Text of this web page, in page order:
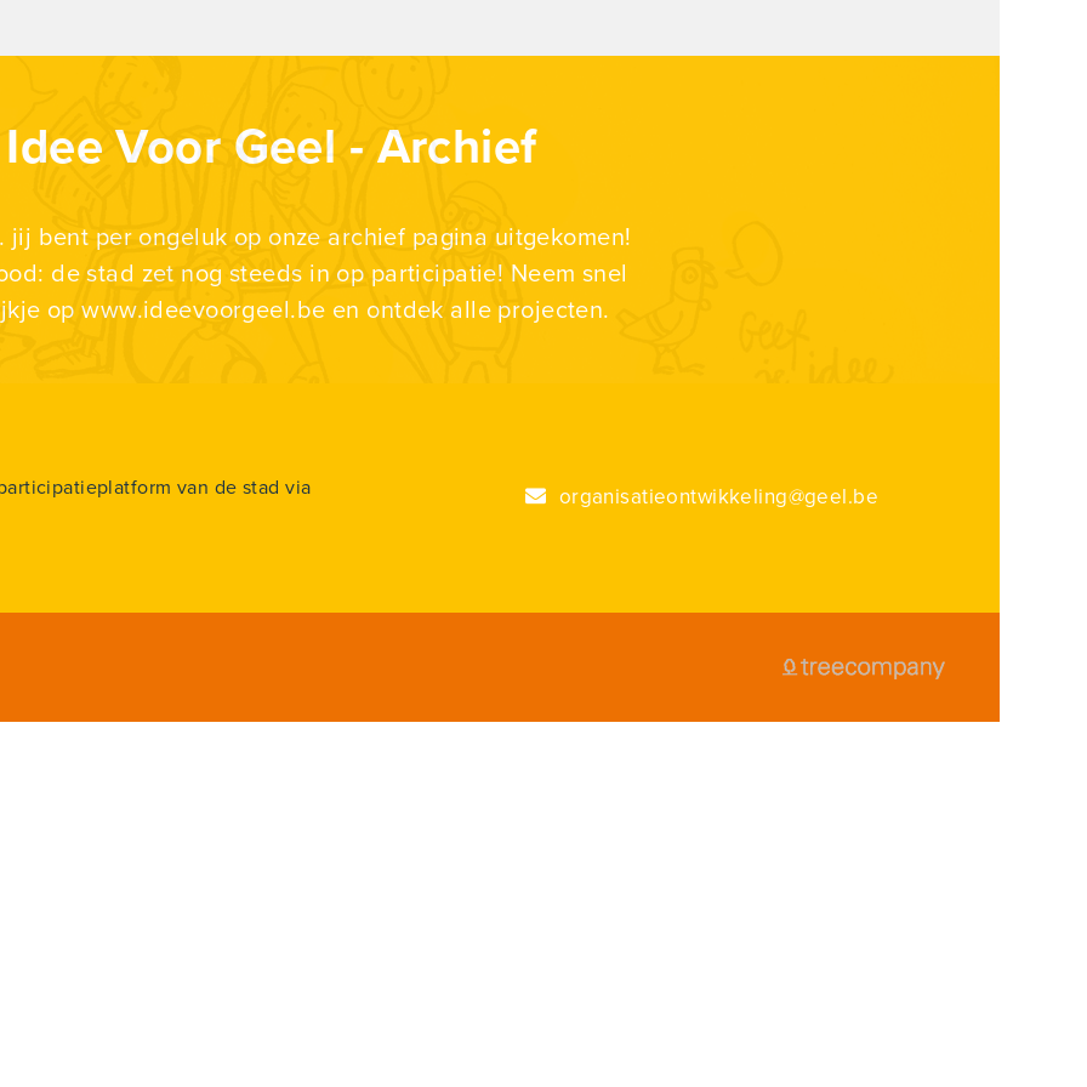
Idee Voor Geel - Archief
jij bent per ongeluk op onze archief pagina uitgekomen!
de stad zet nog steeds in op participatie! Neem snel
op www.ideevoorgeel.be en ontdek alle projecten.
van de stad via
organisatieontwikkeling@geel.be